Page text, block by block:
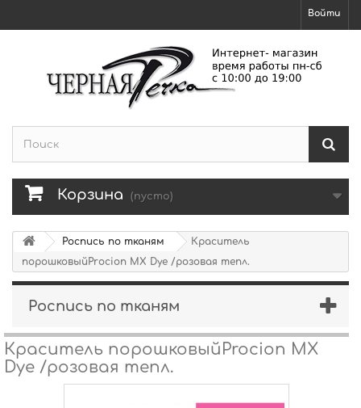
Войти
Корзина (пусто)
Роспись по тканям
Краситель
порошковыйProcion MX Dye /розовая тепл.
Роспись по тканям
Краситель порошковыйProcion MX
Dye /розовая тепл.